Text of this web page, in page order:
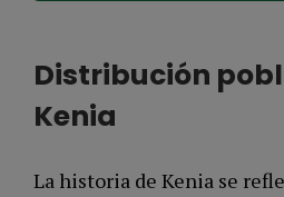
Distribución
Kenia
La historia de Kenia se